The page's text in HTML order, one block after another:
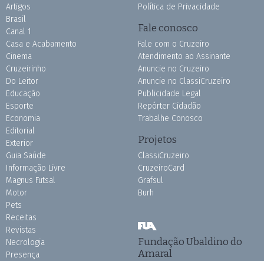
Artigos
Brasil
Canal 1
Casa e Acabamento
Cinema
Cruzeirinho
Do Leitor
Educação
Esporte
Economia
Editorial
Exterior
Guia Saúde
Informação Livre
Magnus Futsal
Motor
Pets
Receitas
Revistas
Necrologia
Presença
Política de Privacidade
Fale conosco
Fale com o Cruzeiro
Atendimento ao Assinante
Anuncie no Cruzeiro
Anuncie no ClassiCruzeiro
Publicidade Legal
Repórter Cidadão
Trabalhe Conosco
Projetos
ClassiCruzeiro
CruzeiroCard
Grafsul
Burh
Fundação Ubaldino do
Amaral